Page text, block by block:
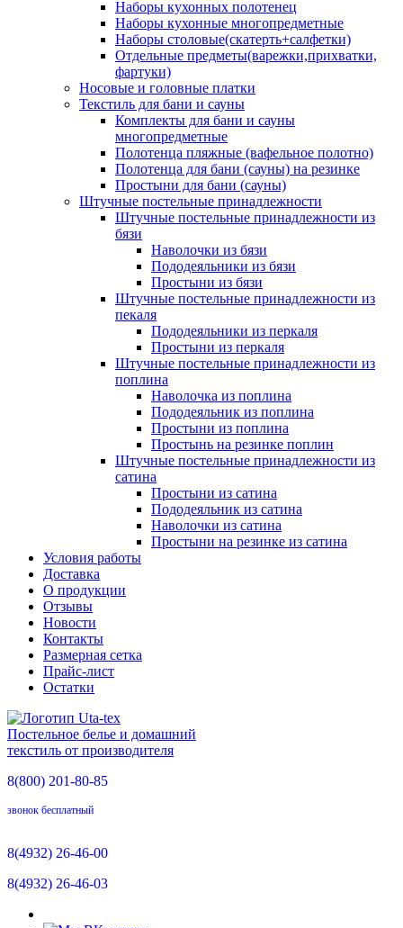
Наборы кухонных полотенец
Наборы кухонные многопредметные
Наборы столовые(скатерть+салфетки)
Отдельные предметы(варежки,прихватки,
фартуки)
Носовые и головные платки
Текстиль для бани и сауны
Комплекты для бани и сауны
многопредметные
Полотенца пляжные (вафельное полотно)
Полотенца для бани (сауны) на резинке
Простыни для бани (сауны)
Штучные постельные принадлежности
Штучные постельные принадлежности из
бязи
Наволочки из бязи
Пододеяльники из бязи
Простыни из бязи
Штучные постельные принадлежности из
пекаля
Пододеяльники из перкаля
Простыни из перкаля
Штучные постельные принадлежности из
поплина
Наволочка из поплина
Пододеяльник из поплина
Простыни из поплина
Простынь на резинке поплин
Штучные постельные принадлежности из
сатина
Простыни из сатина
Пододеяльник из сатина
Наволочки из сатина
Простыни на резинке из сатина
Условия работы
Доставка
О продукции
Отзывы
Новости
Контакты
Размерная сетка
Прайс-лист
Остатки
Постельное белье и домашний
текстиль от производителя
8(800) 201-80-85
звонок бесплатный
8(4932) 26-46-00
8(4932) 26-46-03